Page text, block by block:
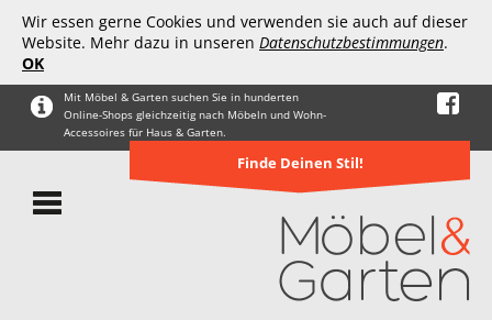
Wir essen gerne Cookies und verwenden sie auch auf dieser
Website. Mehr dazu in unseren Datenschutzbestimmungen.
OK
Mit Möbel & Garten suchen Sie in hunderten
Online-Shops gleichzeitig nach Möbeln und Wohn-
Accessoires für Haus & Garten.
Finde Deinen Stil!